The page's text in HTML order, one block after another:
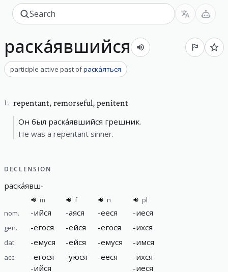
раска́явшийся
participle active past ofраска́яться
1. repentant,remorseful, penitent
Он был раска́явшийся грешник.
He was a repentant sinner.
DECLENSION
раска́явш-
m f n
pl
nom.
-ийся -аяся -ееся -иеся
gen. -егося -ейся -егося -ихся
dat. -емуся -ейся -емуся -имся
acc. -егося
-ийся
-уюся -ееся -ихся
-иеся